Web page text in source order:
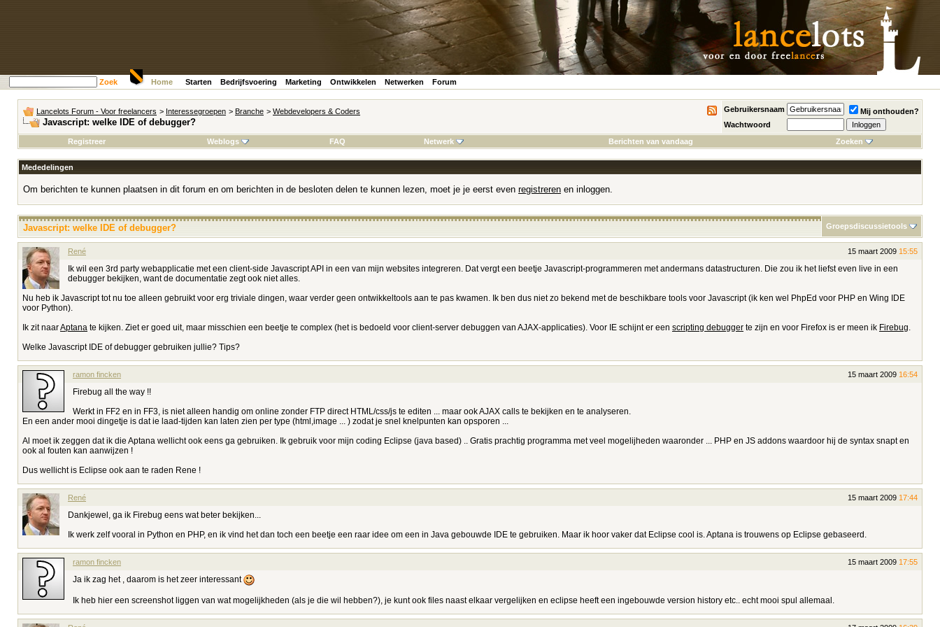
Zoek Home Starten Bedrijfsvoering Marketing Ontwikkelen Netwerken Forum
Lancelots Forum - Voor freelancers > Interessegroepen > Branche > Webdevelopers & Coders
Javascript: welke IDE of debugger?
Gebruikersnaam
Mij onthouden?
Wachtwoord
Registreer
Weblogs FAQ Netwerk Berichten van vandaag Zoeken
Mededelingen
Om berichten te kunnen plaatsen in dit forum en om berichten in de besloten delen te kunnen lezen, moet je je eerst even registreren en inloggen.
Javascript: welke IDE of debugger? Groepsdiscussietools
15 maart 2009 15:55
René
Ik wil een 3rd party webapplicatie met een client-side Javascript API in een van mijn websites integreren. Dat vergt een beetje Javascript-programmeren met andermans datastructuren. Die zou ik het liefst even live in een
debugger bekijken, want de documentatie zegt ook niet alles.
Nu heb ik Javascript tot nu toe alleen gebruikt voor erg triviale dingen, waar verder geen ontwikkeltools aan te pas kwamen. Ik ben dus niet zo bekend met de beschikbare tools voor Javascript (ik ken wel PhpEd voor PHP en Wing IDE
voor Python).
Ik zit naarAptana te kijken. Ziet er goed uit, maar misschien een beetje te complex (het is bedoeld voor client-server debuggen van AJAX-applicaties). Voor IE schijnt er een scripting debugger te zijn en voor Firefox is er meen ik Firebug.
Welke Javascript IDE of debugger gebruiken jullie? Tips?
15 maart 2009 16:54
ramon fincken
Firebug all the way !!
Werkt in FF2 en in FF3, is niet alleen handig om online zonder FTP direct HTML/css/js te editen ... maar ook AJAX calls te bekijken en te analyseren.
En een ander mooi dingetje is dat ie laad-tijden kan laten zien per type (html,image ... ) zodat je snel knelpunten kan opsporen ...
Al moet ik zeggen dat ik die Aptana wellicht ook eens ga gebruiken. Ik gebruik voor mijn coding Eclipse (java based) .. Gratis prachtig programma met veel mogelijheden waaronder ... PHP en JS addons waardoor hij de syntax snapt en
ook al fouten kan aanwijzen !
Dus wellicht is Eclipse ook aan te raden Rene !
15 maart 2009 17:44
René
Dankjewel, ga ik Firebug eens wat beter bekijken...
Ik werk zelf vooral in Python en PHP, en ik vind het dan toch een beetje een raar idee om een in Java gebouwde IDE te gebruiken. Maar ik hoor vaker dat Eclipse cool is. Aptana is trouwens op Eclipse gebaseerd.
15 maart 2009 17:55
ramon fincken
Ja ik zag het , daarom is het zeer interessant
Ik heb hier een screenshot liggen van wat mogelijkheden (als je die wil hebben?), je kunt ook files naast elkaar vergelijken en eclipse heeft een ingebouwde version history etc.. echt mooi spul allemaal.